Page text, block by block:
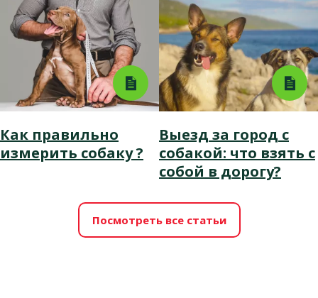
Как правильно
измерить собаку ?
Выезд за город с
собакой: что взять с
собой в дорогу?
Посмотреть все статьи